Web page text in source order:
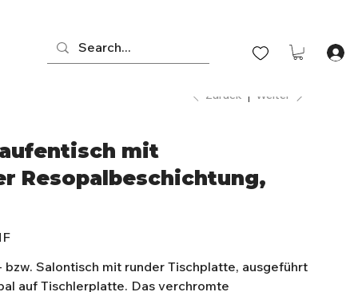
Zurück Weiter
mit
Resopalbeschichtung,
Salontisch mit runder Tischplatte, ausgeführt
auf Tischlerplatte. Das verchromte